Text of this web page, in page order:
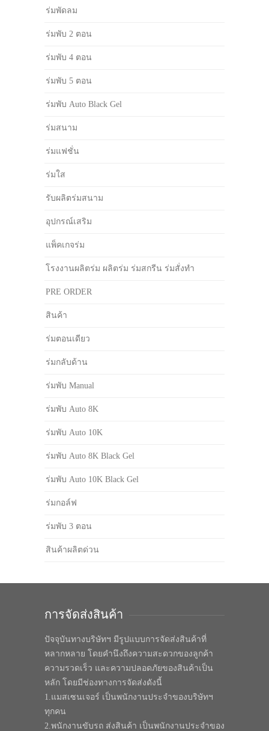
ร่มพัดลม
ร่มพับ 2 ตอน
ร่มพับ 4 ตอน
ร่มพับ 5 ตอน
ร่มพับ Auto Black Gel
ร่มสนาม
ร่มแฟชั่น
ร่มใส
รับผลิตร่มสนาม
อุปกรณ์เสริม
แพ็คเกจร่ม
โรงงานผลิตร่ม ผลิตร่ม ร่มสกรีน ร่มสั่งทำ
PRE ORDER
สินค้า
ร่มตอนเดียว
ร่มกลับด้าน
ร่มพับ Manual
ร่มพับ Auto 8K
ร่มพับ Auto 10K
ร่มพับ Auto 8K Black Gel
ร่มพับ Auto 10K Black Gel
ร่มกอล์ฟ
ร่มพับ 3 ตอน
สินค้าผลิตด่วน
การจัดส่งสินค้า
ปัจจุบันทางบริษัทฯ มีรูปแบบการจัดส่งสินค้าที่
หลากหลาย โดยคำนึงถึงความสะดวกของลูกค้า
ความรวดเร็ว และความปลอดภัยของสินค้าเป็น
หลัก โดยมีช่องทางการจัดส่งดังนี้
1.แมสเซนเจอร์ เป็นพนักงานประจำของบริษัทฯ
ทุกคน
2.พนักงานขับรถ ส่งสินค้า เป็นพนักงานประจำของ